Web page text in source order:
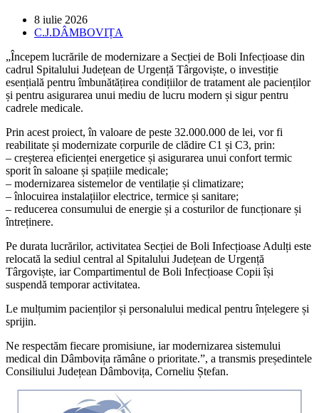
Post
published:
8 iulie 2026
Post
C.J.DÂMBOVIȚA
„Începem lucrările de modernizare a Secției de Boli Infecțioase din
cadrul Spitalului Județean de Urgență Târgoviște, o investiție
esențială pentru îmbunătățirea condițiilor de tratament ale pacienților
și pentru asigurarea unui mediu de lucru modern și sigur pentru
cadrele medicale.
Prin acest proiect, în valoare de peste 32.000.000 de lei, vor fi
reabilitate și modernizate corpurile de clădire C1 și C3, prin:
– creșterea eficienței energetice și asigurarea unui confort termic
sporit în saloane și spațiile medicale;
– modernizarea sistemelor de ventilație și climatizare;
– înlocuirea instalațiilor electrice, termice și sanitare;
– reducerea consumului de energie și a costurilor de funcționare și
întreținere.
Pe durata lucrărilor, activitatea Secției de Boli Infecțioase Adulți este
relocată la sediul central al Spitalului Județean de Urgență
Târgoviște, iar Compartimentul de Boli Infecțioase Copii își
suspendă temporar activitatea.
Le mulțumim pacienților și personalului medical pentru înțelegere și
sprijin.
Ne respectăm fiecare promisiune, iar modernizarea sistemului
medical din Dâmbovița rămâne o prioritate.”, a transmis președintele
Consiliului Județean Dâmbovița, Corneliu Ștefan.